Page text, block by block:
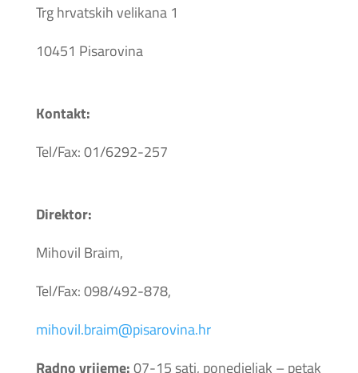
Trg hrvatskih velikana 1
10451 Pisarovina
Kontakt:
Tel/Fax: 01/6292-257
Direktor:
Mihovil Braim,
Tel/Fax: 098/492-878,
mihovil.braim@pisarovina.hr
Radno vrijeme:07-15 sati, ponedjeljak – petak